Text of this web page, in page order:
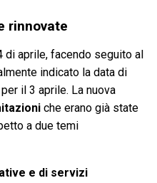
rinnovate
di aprile, facendo seguito al
indicato la data di
il 3 aprile. La nuova
che erano già state
a due temi
e di servizi